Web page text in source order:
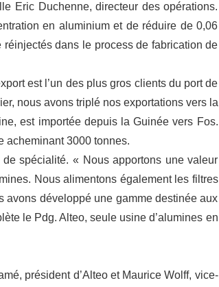
Eric Duchenne, directeur des opérations.
en aluminium et de réduire de 0,06
dans le process de fabrication de
est l’un des plus gros clients du port de
nous avons triplé nos exportations vers la
est importée depuis la Guinée vers Fos.
acheminant 3000 tonnes.
spécialité. « Nous apportons une valeur
Nous alimentons également les filtres
développé une gamme destinée aux
le Pdg. Alteo, seule usine d’alumines en
président d’Alteo et Maurice Wolff, vice-